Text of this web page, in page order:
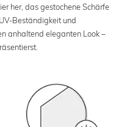
her, das gestochene Schärfe
Beständigkeit und
anhaltend eleganten Look –